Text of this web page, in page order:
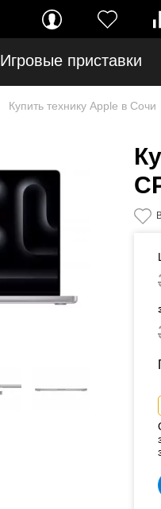
Игровые приставки
Купить технику Apple в Сочи